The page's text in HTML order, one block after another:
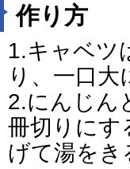
作り方
1.キャベツ
り、一口大
2.にんじん
冊切りにす
げて湯をき